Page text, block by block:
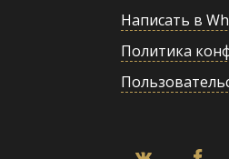
Написать в
Политика